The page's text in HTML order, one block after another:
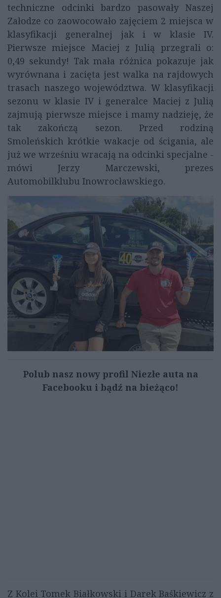
techniczne odcinki bardzo pasowały Naszej
Załodze co zaowocowało zajęciem 2 miejsca w
klasyfikacji generalnej jak i w klasie IV.
Pierwsze miejsce Maciej z Julią przegrali o:
0,49 sekundy! Tak mała różnica pokazuje jak
wyrównana i zacięta jest walka na rajdowych
trasach naszego województwa. W klasyfikacji
sezonu w klasie IV i generalce Maciej z Julią
zajmują pierwsze miejsce i mamy nadzieję, że
tak zakończą sezon. Przed rodziną
Smoleńskich krótkie wakacje od ścigania, ale
już we wrześniu wracają na odcinki specjalne -
mówi Jerzy Marczewski, prezes
Automobilklubu Inowrocławskiego.
Polub nasz nowy profil Niezłe auta na
Facebooku i bądź na bieżąco!
Z Kolei Tomek Białkowski i Darek Baśkiewicz z